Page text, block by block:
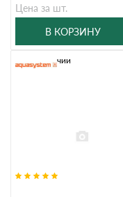
Цена за шт.
В КОРЗИНУ
В наличии